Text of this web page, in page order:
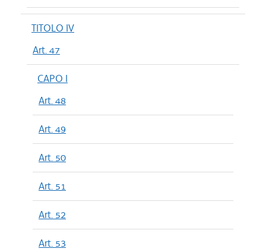
TITOLO IV
Art. 47
CAPO I
Art. 48
Art. 49
Art. 50
Art. 51
Art. 52
Art. 53